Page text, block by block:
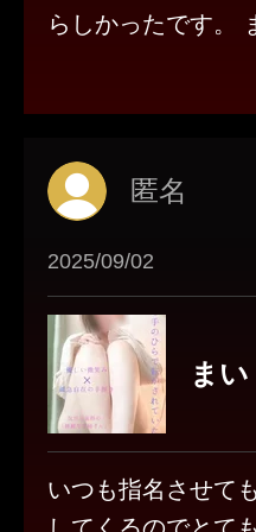
らしかったです。
匿名
2025/09/02
まい
いつも指名させて